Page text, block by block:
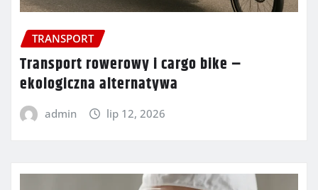
TRANSPORT
Transport rowerowy i cargo bike –
ekologiczna alternatywa
admin lip 12, 2026